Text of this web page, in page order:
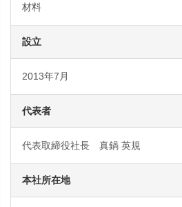
材料
設立
2013年7月
代表者
代表取締役社長 真鍋 英規
本社所在地